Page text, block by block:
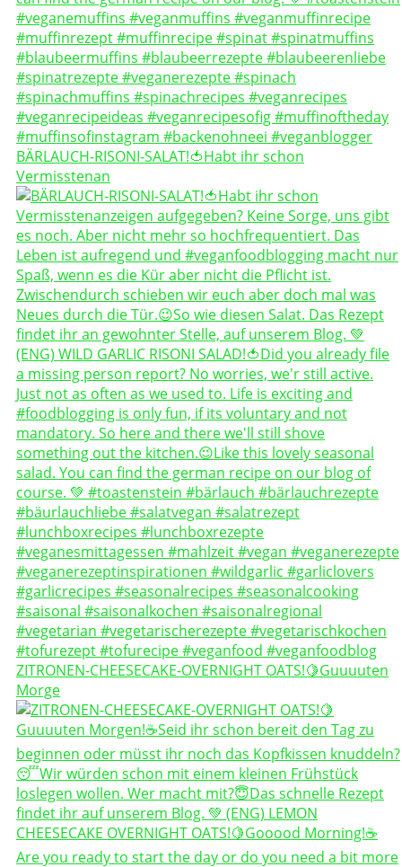
BÄRLAUCH-RISONI-SALAT!🍅Habt ihr schon
Vermisstenan
ZITRONEN-CHEESECAKE-OVERNIGHT OATS!🍋Guuuuten
Morge